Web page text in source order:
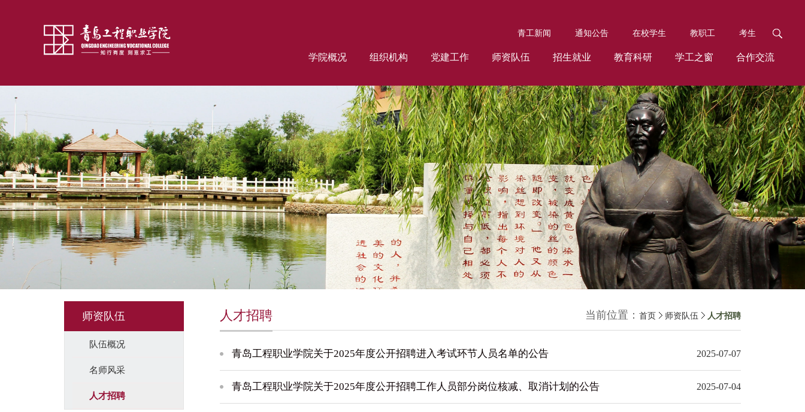
青工新闻 通知公告 在校学生 教职工 考生
学院概况 组织机构 党建工作 师资队伍 招生就业 教育科研 学工之窗 合作交流
师资队伍
队伍概况
名师风采
人才招聘
当前位置： 首页 师资队伍 人才招聘
人才招聘
青岛工程职业学院关于2025年度公开招聘进入考试环节人员名单的公告 2025-07-07
青岛工程职业学院关于2025年度公开招聘工作人员部分岗位核减、取消计划的公告 2025-07-04